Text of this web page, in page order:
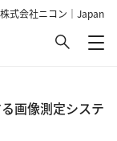
株式会社ニコン｜Japan
検索
メ
画像測定システ